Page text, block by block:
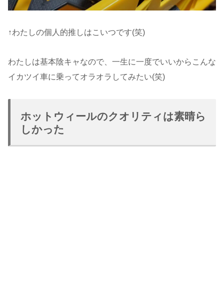
↑わたしの個人的推しはこいつです(笑)
わたしは基本陰キャなので、一生に一度でいいからこんな
イカツイ車に乗ってオラオラしてみたい(笑)
ホットウィールのクオリティは素晴ら
しかった